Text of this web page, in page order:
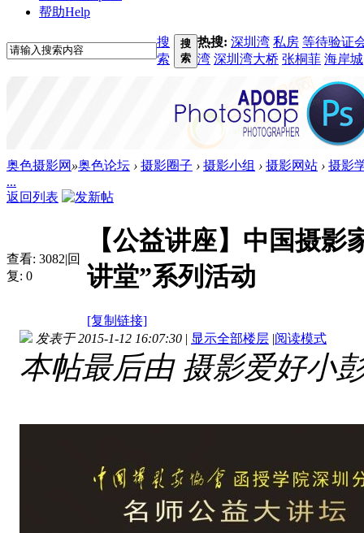
帮助Help
搜
索
搜
索
热搜: 深圳湾 私房 等待验证
湾 深圳湾大桥 张桐菲 海岸城
奥色摄影网 »奥色论坛 › 摄影圈子 › 摄影小组 › 摄影网站 › 摄影
...
返回列表
查看: 3082|回
复: 0
【公益讲座】中国摄
讲堂”系列活动
[复制链接]
发表于 2015-1-12 16:07:30 | 显示全部楼层 |阅读模式
本帖最后由 摄影爱好小